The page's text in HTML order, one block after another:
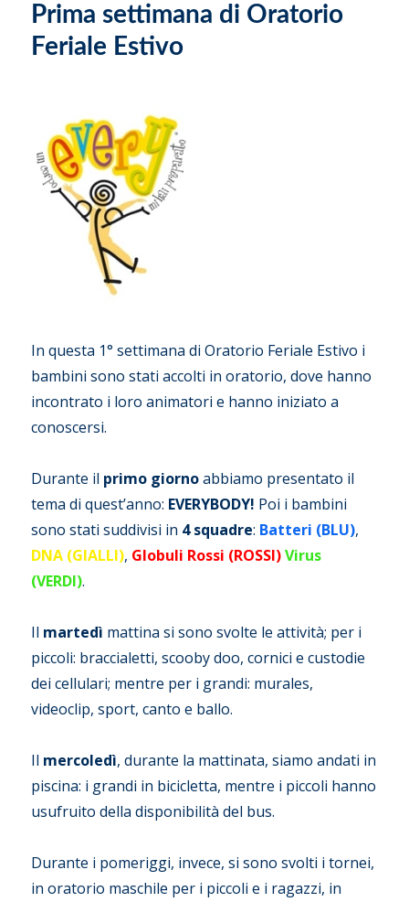
Prima settimana di Oratorio
Feriale Estivo
In questa 1° settimana di Oratorio Feriale Estivo i
bambini sono stati accolti in oratorio, dove hanno
incontrato i loro animatori e hanno iniziato a
conoscersi.
Durante il primo giornoabbiamo presentato il
tema di quest’anno: EVERYBODY! Poi i bambini
sono stati suddivisi in 4 squadre: Batteri (BLU),
DNA (GIALLI), Globuli Rossi (ROSSI) Virus
(VERDI).
Il martedì mattina si sono svolte le attività; per i
piccoli: braccialetti, scooby doo, cornici e custodie
dei cellulari; mentre per i grandi: murales,
videoclip, sport, canto e ballo.
Il mercoledì, durante la mattinata, siamo andati in
piscina: i grandi in bicicletta, mentre i piccoli hanno
usufruito della disponibilità del bus.
Durante i pomeriggi, invece, si sono svolti i tornei,
in oratorio maschile per i piccoli e i ragazzi, in